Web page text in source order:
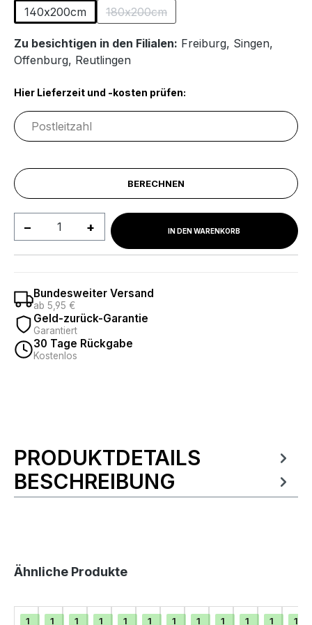
140x200cm 180x200cm
(Diese Option ist zurzeit nicht
Zu besichtigen in den Filialen: Freiburg, Singen,
Offenburg, Reutlingen
Hier Lieferzeit und -kosten prüfen:
BERECHNEN
Produkt Anzahl: Gib denIN DEN WARENKORB
Bundesweiter Versand
ab 5,95 €
Geld-zurück-Garantie
Garantiert
30 Tage Rückgabe
Kostenlos
Produktinformationen
PRODUKTDETAILS
BESCHREIBUNG
Produktgalerie überspringen
Ähnliche Produkte
1
1
1
1
1
1
1
1
1
1
1
1